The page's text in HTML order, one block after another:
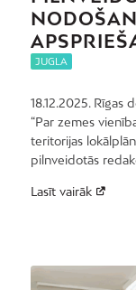
JUGLA
18.12.2025.
“Par zemes
teritorijas
pilnveidotās
Lasīt vairāk